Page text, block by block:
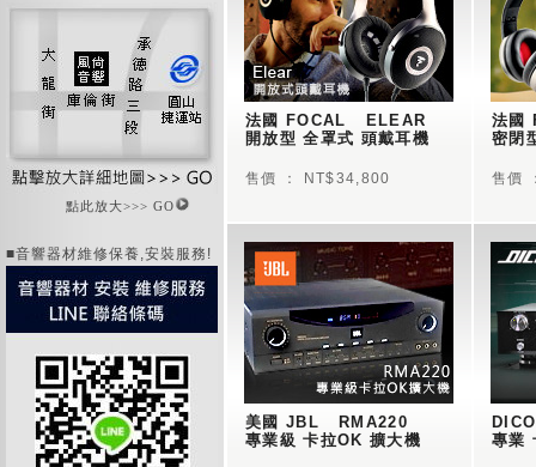
點此放大>>> GO
■音響器材維修保養,安裝服務!
法國 FOCAL   ELEAR
開放型 全罩式 頭戴耳機
售價 ： NT$34,800
法國
密閉
售價
美國 JBL   RMA220
專業級 卡拉OK 擴大機
專業